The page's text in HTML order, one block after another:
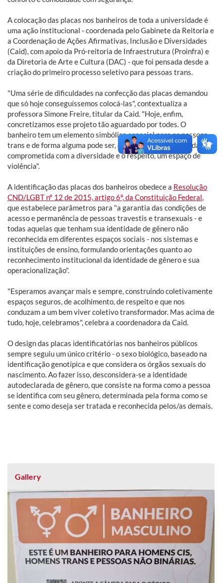
A colocação das placas nos banheiros de toda a universidade é
uma ação institucional - coordenada pelo Gabinete da Reitoria e
a Coordenação de Ações Afirmativas, Inclusão e Diversidades
(Caid), com apoio da Pró-reitoria de Infraestrutura (Proinfra) e
da Diretoria de Arte e Cultura (DAC) - que foi pensada desde a
criação do primeiro processo seletivo para pessoas trans.
"Uma série de dificuldades na confecção das placas demandou
que só hoje conseguíssemos colocá-las", contextualiza a
professora Simone Freire, titular da Caid. "Hoje, enfim,
concretizamos esse projeto tão aguardado por todes. O
banheiro tem um elemento simbólico especial para as pessoas
trans e de forma alguma pode ser, dentro de uma universidade
comprometida com a diversidade e o respeito, um espaço de
violência".
A identificação das placas dos banheiros obedece a Resolução
CND/LGBT nº 12 de 2015, artigo 6º, da Constituição Federal,
que estabelece parâmetros para "a garantia das condições de
acesso e permanência de pessoas travestis e transexuais - e
todas aquelas que tenham sua identidade de gênero não
reconhecida em diferentes espaços sociais - nos sistemas e
instituições de ensino, formulando orientações quanto ao
reconhecimento institucional da identidade de gênero e sua
operacionalização".
"Esperamos avançar mais e sempre, construindo coletivamente
espaços seguros, de acolhimento, de respeito e que nos
conduzam a um bem viver coletivo transformador. Mas acima de
tudo, hoje, celebramos", celebra a coordenadora da Caid.
O design das placas identificatórias nos banheiros públicos
sempre seguiu um único critério - o sexo biológico, baseado na
identificação genotípica e que considera os órgãos sexuais do
nascimento. Ao fazer isso, desconsidera-se a identidade
autodeclarada de gênero, que consiste na forma como a pessoa
se identifica com seu gênero, determinada pela forma como se
sente e como deseja ser tratada e reconhecida pelos/as demais.
Gallery